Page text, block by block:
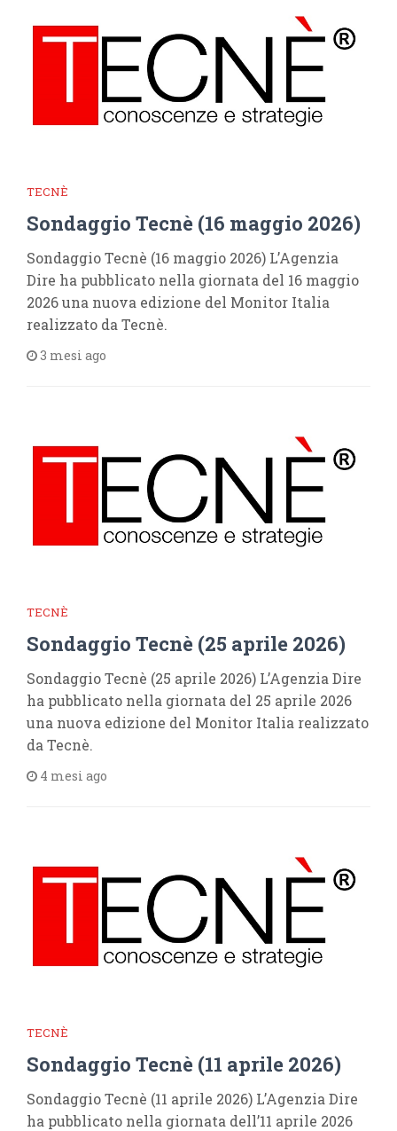
TECNÈ
Sondaggio Tecnè (16 maggio 2026)
Sondaggio Tecnè (16 maggio 2026) L’Agenzia
Dire ha pubblicato nella giornata del 16 maggio
2026 una nuova edizione del Monitor Italia
realizzato da Tecnè.
3 mesi ago
TECNÈ
Sondaggio Tecnè (25 aprile 2026)
Sondaggio Tecnè (25 aprile 2026) L’Agenzia Dire
ha pubblicato nella giornata del 25 aprile 2026
una nuova edizione del Monitor Italia realizzato
da Tecnè.
4 mesi ago
TECNÈ
Sondaggio Tecnè (11 aprile 2026)
Sondaggio Tecnè (11 aprile 2026) L’Agenzia Dire
ha pubblicato nella giornata dell’11 aprile 2026